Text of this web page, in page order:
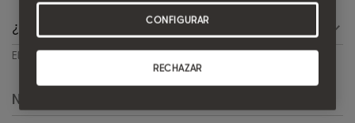
Elige una opción
Nombre
RECHAZAR
CONFIGURAR